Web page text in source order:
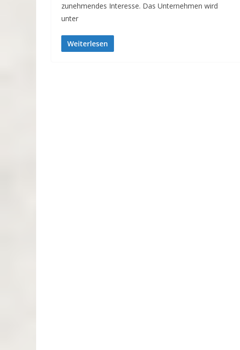
zunehmendes Interesse. Das Unternehmen wird
unter
Weiterlesen